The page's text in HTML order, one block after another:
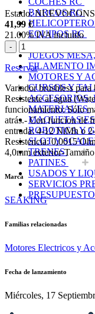
BARCOS RC
EQUIPOS RC
BATERIAS Y
JUEGOS
FILAMENTO
MOTORES Y
CURSOS Y
MATERIALES
MAQUETAS
ROBOTICA Y
SLOT Y
TRENES
PATINES
USADOS Y
SERVICIOS
Estado:NUEVO
41,99 €
21.00%IVA incluido
-
Reservar
Variador brushless
Resistente al agua
funcionamiento: Sólo
atrás.- Con funcion de
entrada: 4-12 NiMh o
Resistencia: 0,0015
4,0mm exterior-
Marca
SEAKING
Familias relacionadas
Motores Electricos y
Fecha de lanzamiento
Miércoles, 17